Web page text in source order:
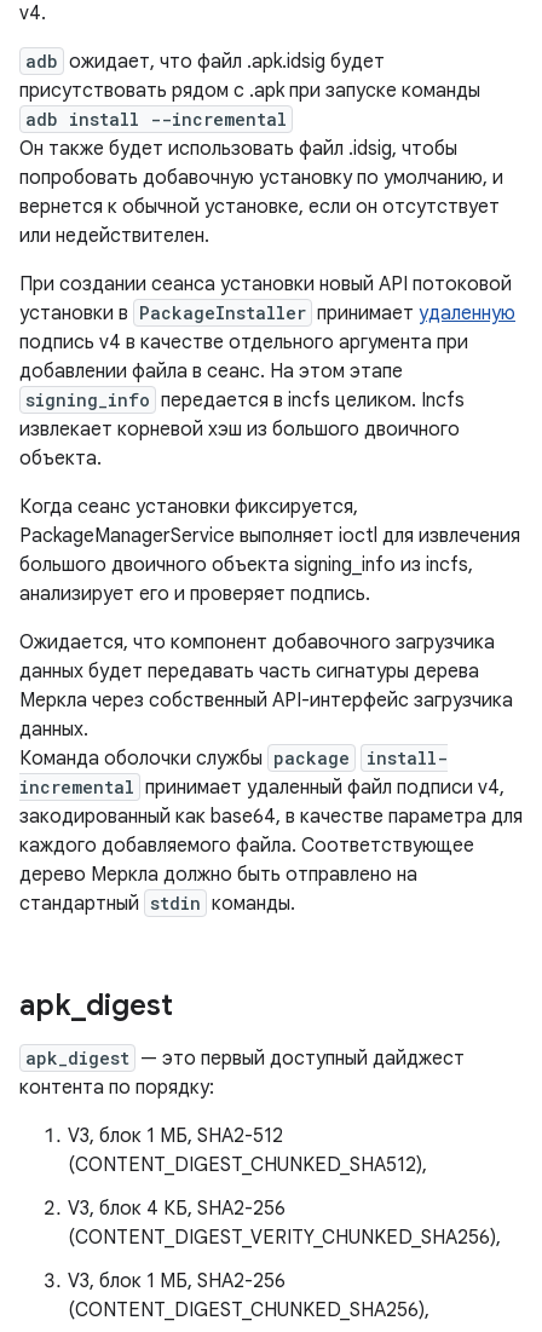
v4.
adb ожидает, что файл .apk.idsig будет
присутствовать рядом с .apk при запуске команды
adb install --incremental
Он также будет использовать файл .idsig, чтобы
попробовать добавочную установку по умолчанию, и
вернется к обычной установке, если он отсутствует
или недействителен.
При создании сеанса установки новый API потоковой
установки в PackageInstaller принимает удаленную
подпись v4 в качестве отдельного аргумента при
добавлении файла в сеанс. На этом этапе
signing_info передается в incfs целиком. Incfs
извлекает корневой хэш из большого двоичного
объекта.
Когда сеанс установки фиксируется,
PackageManagerService выполняет ioctl для извлечения
большого двоичного объекта signing_info из incfs,
анализирует его и проверяет подпись.
Ожидается, что компонент добавочного загрузчика
данных будет передавать часть сигнатуры дерева
Меркла через собственный API-интерфейс загрузчика
данных.
Команда оболочки службы package
install-
incremental принимает удаленный файл подписи v4,
закодированный как base64, в качестве параметра для
каждого добавляемого файла. Соответствующее
дерево Меркла должно быть отправлено на
стандартный stdin команды.
apk digest
apk_digest — это первый доступный дайджест
контента по порядку:
V3, блок 1 МБ, SHA2-512
(CONTENT_DIGEST_CHUNKED_SHA512),
V3, блок 4 КБ, SHA2-256
(CONTENT_DIGEST_VERITY_CHUNKED_SHA256),
V3, блок 1 МБ, SHA2-256
(CONTENT_DIGEST_CHUNKED_SHA256),